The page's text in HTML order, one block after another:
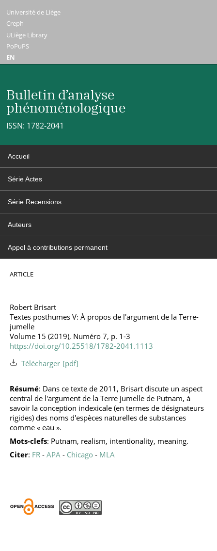
Université de Liège
Creph
ULiège Library
PoPuPS
EN
Bulletin d’analyse
phénoménologique
ISSN: 1782-2041
Accueil
Série Actes
Série Recensions
Auteurs
Appel à contributions permanent
ARTICLE
Robert Brisart
Textes posthumes V: À propos de l'argument de la Terre-
jumelle
Volume 15 (2019), Numéro 7, p. 1-3
https://doi.org/10.25518/1782-2041.1113
Télécharger
Résumé: Dans ce texte de 2011, Brisart discute un aspect
central de l'argument de la Terre jumelle de Putnam, à
savoir la conception indexicale (en termes de désignateurs
rigides) des noms d'espèces naturelles de substances
comme « eau ».
Mots-clefs: Putnam, realism, intentionality, meaning.
Citer: FR - APA - Chicago - MLA